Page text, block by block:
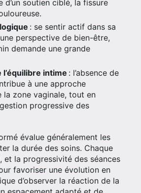
d’un soutien ciblé, la fissure
: se sentir actif dans sa
perspective de bien-être,
demande une grande
intime : l’absence de
à une approche
la zone vaginale, tout en
progressive des
évalue généralement les
la durée des soins. Chaque
et la progressivité des séances
favoriser une évolution en
d’observer la réaction de la